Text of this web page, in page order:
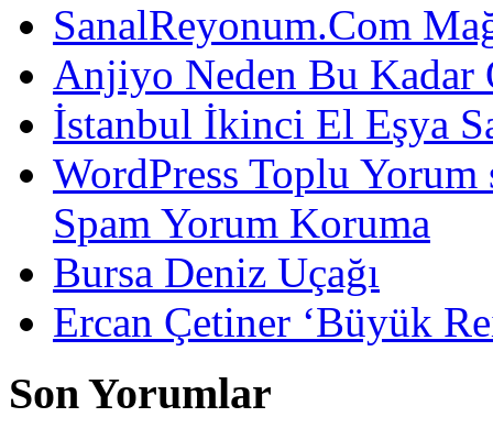
SanalReyonum.Com
Anjiyo Neden Bu Kadar
İstanbul İkinci El Eşya
WordPress Toplu
Spam Yorum Koruma
Bursa Deniz Uçağı
Ercan Çetiner ‘Büyük
Son Yorumlar